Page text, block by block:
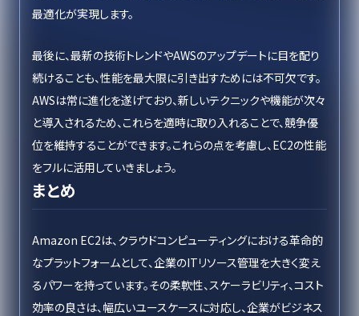
最適化が実現します。
最後に、最新の技術トレンドやAWSのアップデートに目を配り
続けることも、性能を最大限に引き出すためには不可欠です。
AWSは常に進化を遂げており、新しいテクニックや機能が次々
と導入されるため、これらを適時に取り入れることで、競争優
位を維持することができます。これらの点を考慮し、EC2の性能
をフルに活用していきましょう。
まとめ
Amazon EC2は、クラウドコンピューティングにおける革命的
なプラットフォームとして、企業のITリソース管理を大きく変え
るパワーを持っています。その柔軟性、スケーラビリティ、コスト
効率の良さは、幅広いユースケースに対応し、企業がビジネス